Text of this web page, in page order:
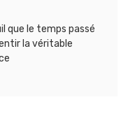
que le temps passé
la véritable